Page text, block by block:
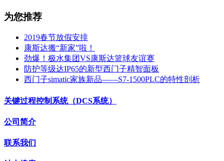
为您推荐
2019春节放假安排
康斯达搬“新家”啦！
劲爆！极水集团VS康斯达篮球友谊赛
防护等级达IP65的新型西门子精智面板
西门子simatic家族新品——S7-1500PLC的特性剖析
关键过程控制系统（DCS系统）
公司简介
联系我们